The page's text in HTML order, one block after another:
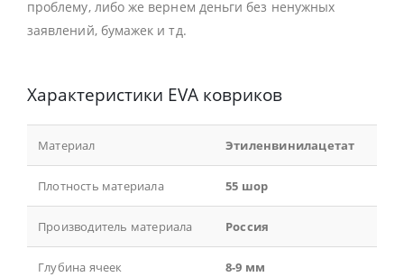
проблему, либо же вернем деньги без ненужных
заявлений, бумажек и тд.
Характеристики EVA ковриков
Материал Этиленвинилацетат
Плотность материала 55 шор
Производитель материала Россия
Глубина ячеек 8-9 мм